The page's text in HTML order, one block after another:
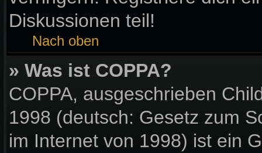
Diskussionen teil!
Nach oben
» Was ist COPPA?
COPPA, ausgeschrieben
1998 (deutsch: Gesetz zum
im Internet von 1998) ist ein